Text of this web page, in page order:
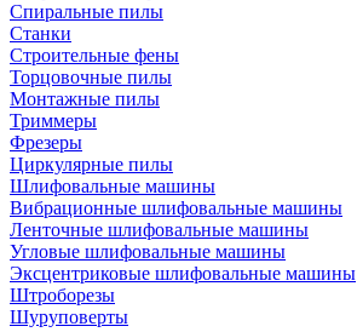
Спиральные пилы
Станки
Строительные фены
Торцовочные пилы
Монтажные пилы
Триммеры
Фрезеры
Циркулярные пилы
Шлифовальные машины
Вибрационные шлифовальные машины
Ленточные шлифовальные машины
Угловые шлифовальные машины
Эксцентриковые шлифовальные машины
Штроборезы
Шуруповерты